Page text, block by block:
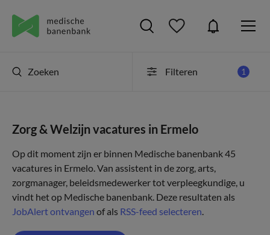
Zoeken Filteren 1
Zorg & Welzijn vacatures in Ermelo
Op dit moment zijn er binnen Medische banenbank 45
vacatures in Ermelo. Van assistent in de zorg, arts,
zorgmanager, beleidsmedewerker tot verpleegkundige, u
vindt het op Medische banenbank. Deze resultaten als
JobAlert ontvangen of als RSS-feed selecteren.